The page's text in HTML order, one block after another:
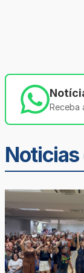
Receba
Noticias